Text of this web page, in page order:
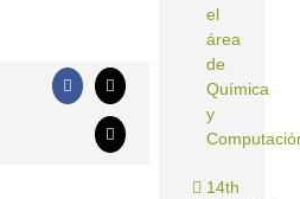
Facebook
X
Correo
electrónico
el
área
de
Química
y
14th